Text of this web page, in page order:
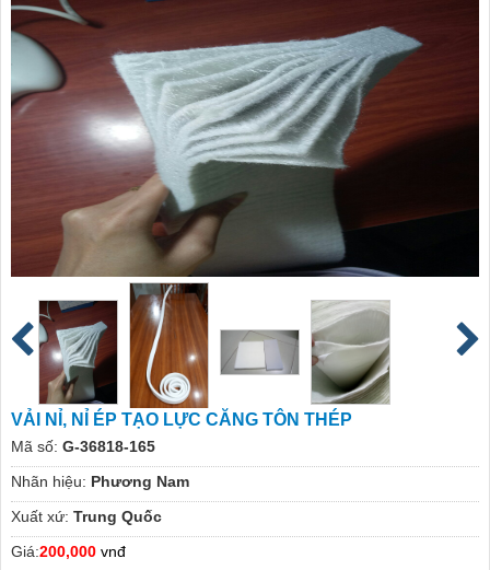
VẢI NỈ, NỈ ÉP TẠO LỰC CĂNG TÔN THÉP
Mã số: G-36818-165
Nhãn hiệu: Phương Nam
Xuất xứ: Trung Quốc
Giá:200,000 vnđ